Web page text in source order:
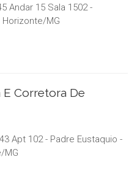
Andar 15 Sala 1502 -
Horizonte/MG
Corretora De
Apt 102 - Padre Eustaquio -
/MG